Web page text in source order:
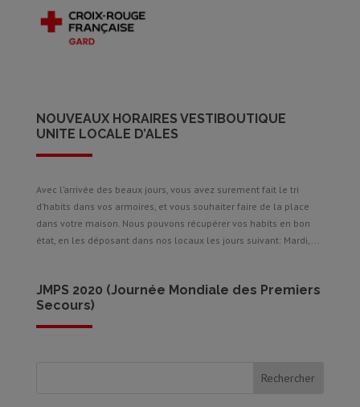
NOUVEAUX HORAIRES VESTIBOUTIQUE
UNITE LOCALE D’ALES
Avec l’arrivée des beaux jours, vous avez surement fait le tri
d’habits dans vos armoires, et vous souhaiter faire de la place
dans votre maison. Nous pouvons récupérer vos habits en bon
état, en les déposant dans nos locaux les jours suivant: Mardi,...
JMPS 2020 (Journée Mondiale des Premiers
Secours)